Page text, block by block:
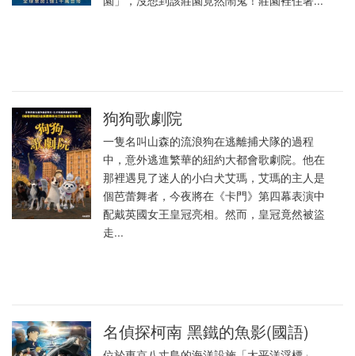
狗狗歌劇院
一隻名叫山森的流浪狗在逃離捕犬隊的過程
中，意外逃進繁華的紐約大都會歌劇院。他在
那裡遇見了迷人的小白犬艾瑪，艾瑪的主人是
個芭蕾舞者，今夜將在《卡門》第四幕表演中
配戴英國女王皇冠亮相。然而，皇冠竟然被盜
走...
名偵探柯南 黑鐵的魚影(國語)